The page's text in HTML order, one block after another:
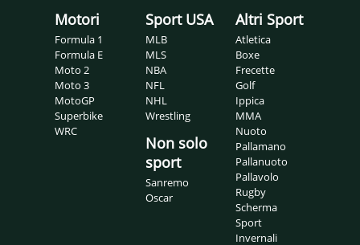
Motori
Formula 1
Formula E
Moto 2
Moto 3
MotoGP
Superbike
WRC
Sport USA
MLB
MLS
NBA
NFL
NHL
Wrestling
Non solo
sport
Sanremo
Oscar
Altri Sport
Atletica
Boxe
Frecette
Golf
Ippica
MMA
Nuoto
Pallamano
Pallanuoto
Pallavolo
Rugby
Scherma
Sport
Invernali